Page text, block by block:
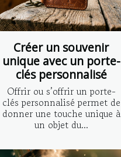
Créer un souvenir
unique avec un porte-
clés personnalisé
Offrir ou s’offrir un porte-
clés personnalisé permet de
donner une touche unique à
un objet du...